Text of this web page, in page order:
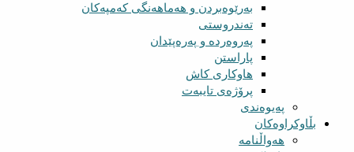
بەرێوەبردن و هەماهەنگی کەمپەکان
تەندروستی
پەروەردە و پەرەپێدان
پاراستن
هاوکاری کاش
پرۆژەی تایبەت
پەیوەندی
بڵاوکراوەکان
هەواڵنامە